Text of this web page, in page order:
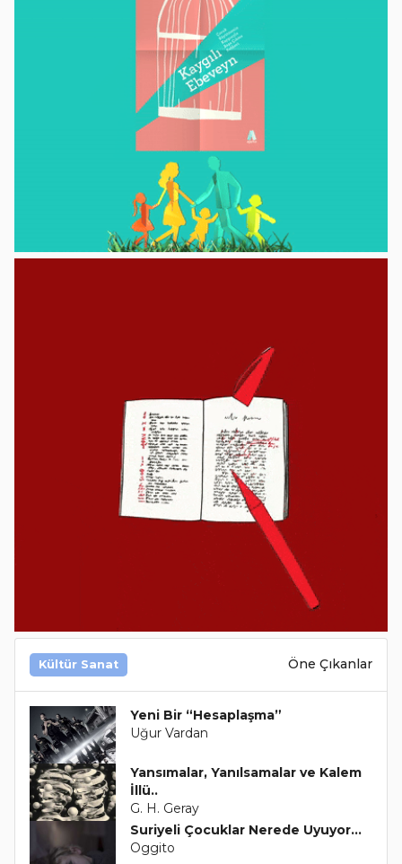
Kültür Sanat Öne Çıkanlar
Yeni Bir “Hesaplaşma”
Uğur Vardan
Yansımalar, Yanılsamalar ve Kalem
İllü..
G. H. Geray
Suriyeli Çocuklar Nerede Uyuyor…
Oggito